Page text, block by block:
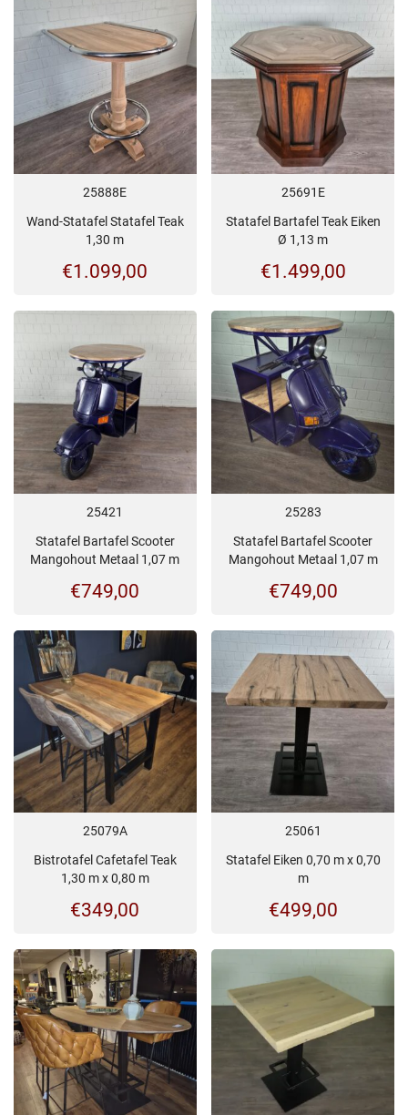
25888E
Wand-Statafel Statafel Teak
1,30 m
€1.099,00
25691E
Statafel Bartafel Teak Eiken
Ø 1,13 m
€1.499,00
25421
Statafel Bartafel Scooter
Mangohout Metaal 1,07 m
€749,00
25283
Statafel Bartafel Scooter
Mangohout Metaal 1,07 m
€749,00
25079A
Bistrotafel Cafetafel Teak
1,30 m x 0,80 m
€349,00
25061
Statafel Eiken 0,70 m x 0,70
m
€499,00